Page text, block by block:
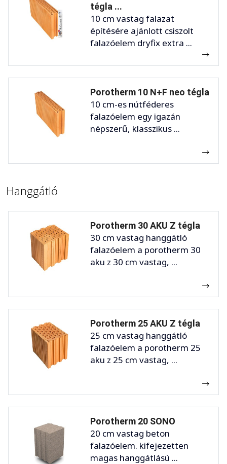
tégla ...
10 cm vastag falazat
építésére ajánlott csiszolt
falazóelem dryfix extra ...
Porotherm 10 N+F neo tégla
10 cm-es nútféderes
falazóelem egy igazán
népszerű, klasszikus ...
Hanggátló
Porotherm 30 AKU Z tégla
30 cm vastag hanggátló
falazóelem a porotherm 30
aku z 30 cm vastag, ...
Porotherm 25 AKU Z tégla
25 cm vastag hanggátló
falazóelem a porotherm 25
aku z 25 cm vastag, ...
Porotherm 20 SONO
20 cm vastag beton
falazóelem. kifejezetten
magas hanggátlású ...